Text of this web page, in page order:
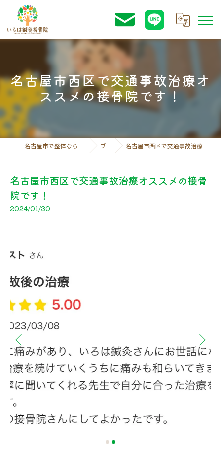
名古屋市西区で交通事故治療オ
ススメの接骨院です！
ブログ 名古屋市西区で交通事故治療オススメの接骨院です！
名古屋市西区で交通事故治療オススメの接骨
院です！
2024/01/30